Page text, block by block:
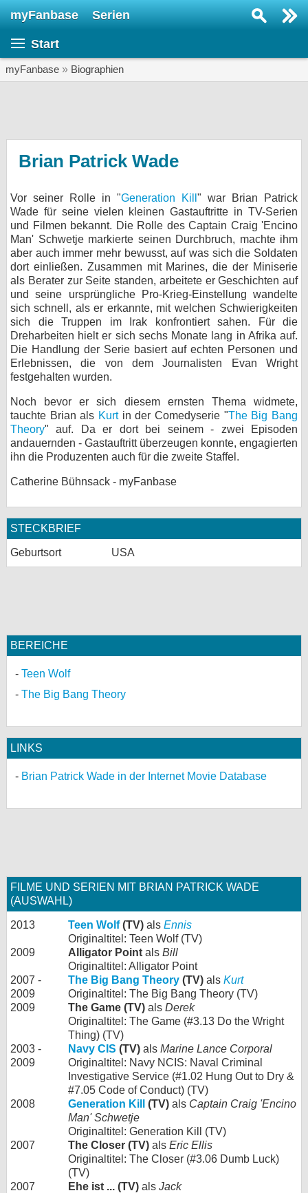
myFanbase Serien
Start
myFanbase » Biographien
Brian Patrick Wade
Vor seiner Rolle in "Generation Kill " war Brian Patrick
Wade für seine vielen kleinen Gastauftritte in TV-Serien
und Filmen bekannt. Die Rolle des Captain Craig 'Encino
Man' Schwetje markierte seinen Durchbruch, machte ihm
aber auch immer mehr bewusst, auf was sich die Soldaten
dort einließen. Zusammen mit Marines, die der Miniserie
als Berater zur Seite standen, arbeitete er Geschichten auf
und seine ursprüngliche Pro-Krieg-Einstellung wandelte
sich schnell, als er erkannte, mit welchen Schwierigkeiten
sich die Truppen im Irak konfrontiert sahen. Für die
Dreharbeiten hielt er sich sechs Monate lang in Afrika auf.
Die Handlung der Serie basiert auf echten Personen und
Erlebnissen, die von dem Journalisten Evan Wright
festgehalten wurden.
Noch bevor er sich diesem ernsten Thema widmete,
tauchte Brian als Kurtin der Comedyserie "The Big Bang
Theory" auf. Da er dort bei seinem - zwei Episoden
andauernden - Gastauftritt überzeugen konnte, engagierten
ihn die Produzenten auch für die zweite Staffel.
Catherine Bühnsack - myFanbase
STECKBRIEF
Geburtsort USA
BEREICHE
Teen Wolf
The Big Bang Theory
LINKS
Brian Patrick Wade in der Internet Movie Database
FILME UND SERIEN MIT BRIAN PATRICK WADE
(AUSWAHL)
2013 Teen Wolf(TV) als Ennis
Originaltitel: Teen Wolf (TV)
2009
Alligator Point als Bill
Originaltitel: Alligator Point
2007 -
2009
The Big Bang Theory (TV) als Kurt
Originaltitel: The Big Bang Theory (TV)
2009
The Game (TV) als Derek
Originaltitel: The Game (#3.13 Do the Wright
Thing) (TV)
2003 -
2009
Navy CIS (TV) als Marine Lance Corporal
Originaltitel: Navy NCIS: Naval Criminal
Investigative Service (#1.02 Hung Out to Dry &
#7.05 Code of Conduct) (TV)
2008
Generation Kill (TV) als Captain Craig 'Encino
Man' Schwetje
Originaltitel: Generation Kill (TV)
2007
The Closer (TV) als Eric Ellis
Originaltitel: The Closer (#3.06 Dumb Luck)
(TV)
2007
Ehe ist ... (TV) als Jack
KULTUR
Specials
SERVICE
Gewinnspiele
Forum
bei X
bei Facebook
Kontakt
Nutzungsbedingungen
Datenschutz
Impressum